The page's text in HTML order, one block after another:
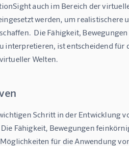
auch im Bereich der
werden, um realistischere
Die Fähigkeit, Bewegungen
interpretieren, ist entscheidend für
Welten.
Schritt in der Entwicklung
Fähigkeit, Bewegungen
für die Anwendung